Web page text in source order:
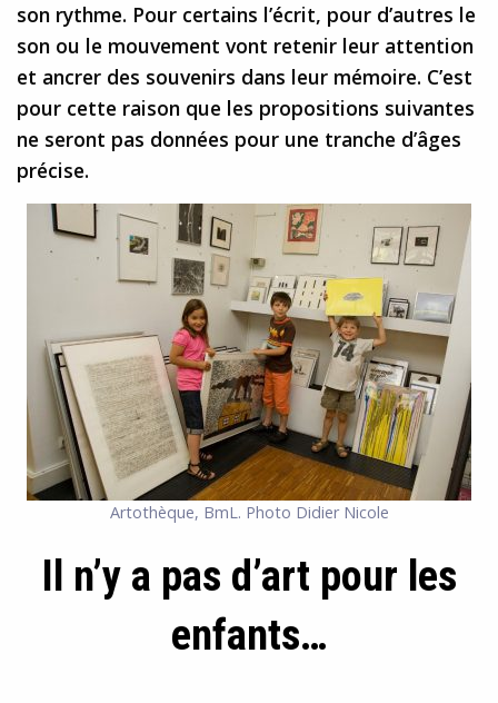
son rythme. Pour certains l’écrit, pour d’autres le
son ou le mouvement vont retenir leur attention
et ancrer des souvenirs dans leur mémoire. C’est
pour cette raison que les propositions suivantes
ne seront pas données pour une tranche d’âges
précise.
Artothèque, BmL. Photo Didier Nicole
Il n’y a pas d’art pour les
enfants…